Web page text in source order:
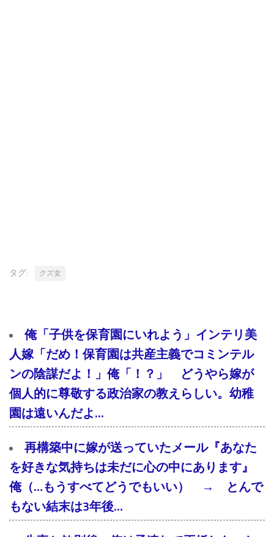
タグ: クズ女
俺「子供を保育園にいれよう」インテリ美
人嫁「だめ！保育園は共産主義でコミンテル
ンの陰謀だよ！」俺「！？」 どうやら嫁が
個人的に尊敬する政治家の教えらしい。幼稚
園は遠いんだよ…
再構築中に嫁が送っていたメール『あなた
を好きな気持ちは未だに心の中にあります』
俺（…もうすべてどうでもいい） → とんで
もない結末は3年後…